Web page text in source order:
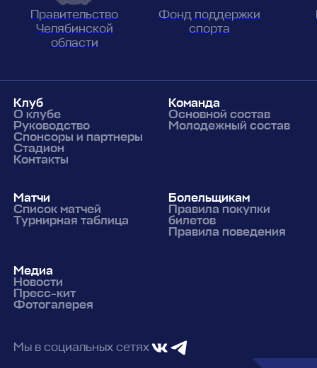
Правительство
Челябинской
области
Фонд поддержки
спорта
Клуб
О клубе
Руководство
Спонсоры и партнеры
Стадион
Контакты
Команда
Основной состав
Молодежный состав
Матчи
Список матчей
Турнирная таблица
Болельщикам
Правила покупки
билетов
Правила поведения
Медиа
Новости
Пресс-кит
Фотогалерея
Мы в социальных сетях